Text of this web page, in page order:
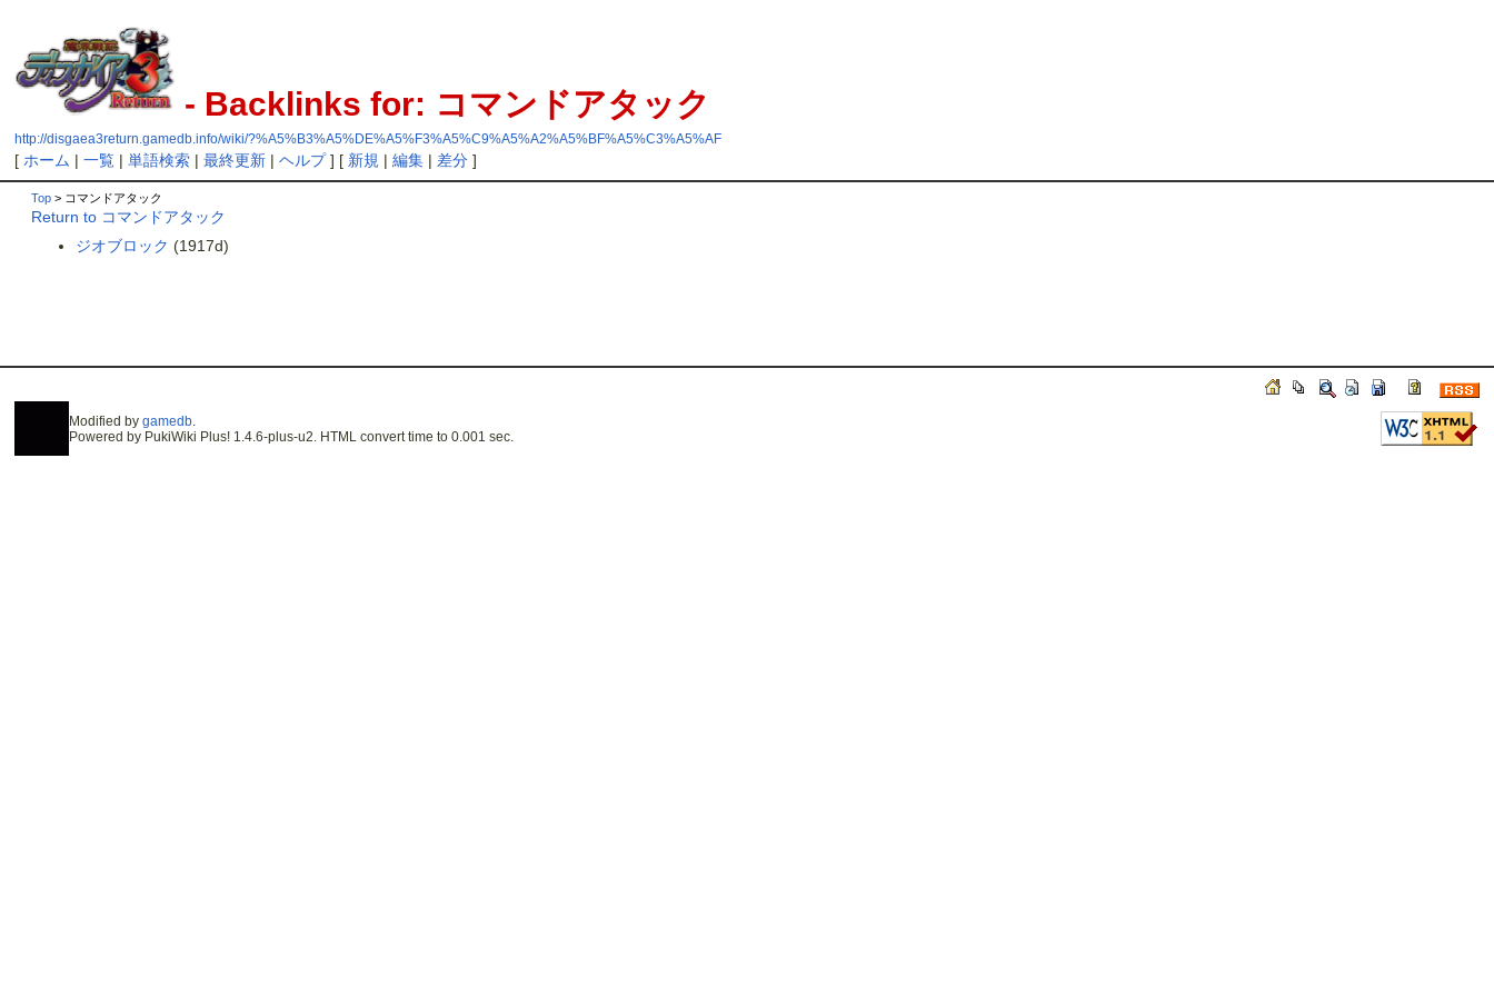
- Backlinks for: コマンドアタック
http://disgaea3return.gamedb.info/wiki/?%A5%B3%A5%DE%A5%F3%A5%C9%A5%A2%A5%BF%A5%C3%A5%AF
[ ホーム |一覧 |単語検索 |最終更新 |ヘルプ] [ 新規 |編集 | 差分 ]
Top > コマンドアタック
Return to コマンドアタック
ジオブロック (1917d)
Modified bygamedb.
Powered by PukiWiki Plus! 1.4.6-plus-u2. HTML convert time to 0.001 sec.